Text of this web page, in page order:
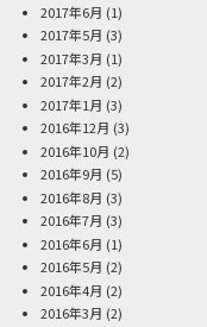
2017年6月 (1)
2017年5月 (3)
2017年3月 (1)
2017年2月 (2)
2017年1月 (3)
2016年12月 (3)
2016年10月 (2)
2016年9月 (5)
2016年8月 (3)
2016年7月 (3)
2016年6月 (1)
2016年5月 (2)
2016年4月 (2)
2016年3月 (2)